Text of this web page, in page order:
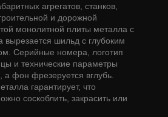
агрегатов, станков,
и дорожной
монолитной плиты металла с
шильд с глубоким
Серийные номера, логотип
и технические параметры
фон фрезеруется вглубь.
гарантирует, что
соскоблить, закрасить или